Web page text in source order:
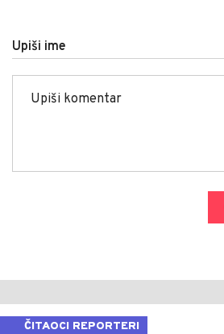
Upiši ime
ČITAOCI REPORTERI